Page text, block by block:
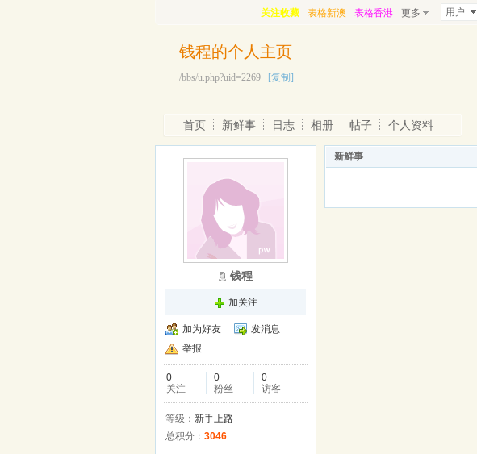
关注收藏 表格新澳 表格香港 更多 用户
钱程的个人主页
/bbs/u.php?uid=2269 [复制]
首页 新鲜事 日志 相册 帖子 个人资料
钱程
加关注
加为好友
发消息
举报
0
关注
0
粉丝
0
访客
等级： 新手上路
总积分： 3046
新鲜事